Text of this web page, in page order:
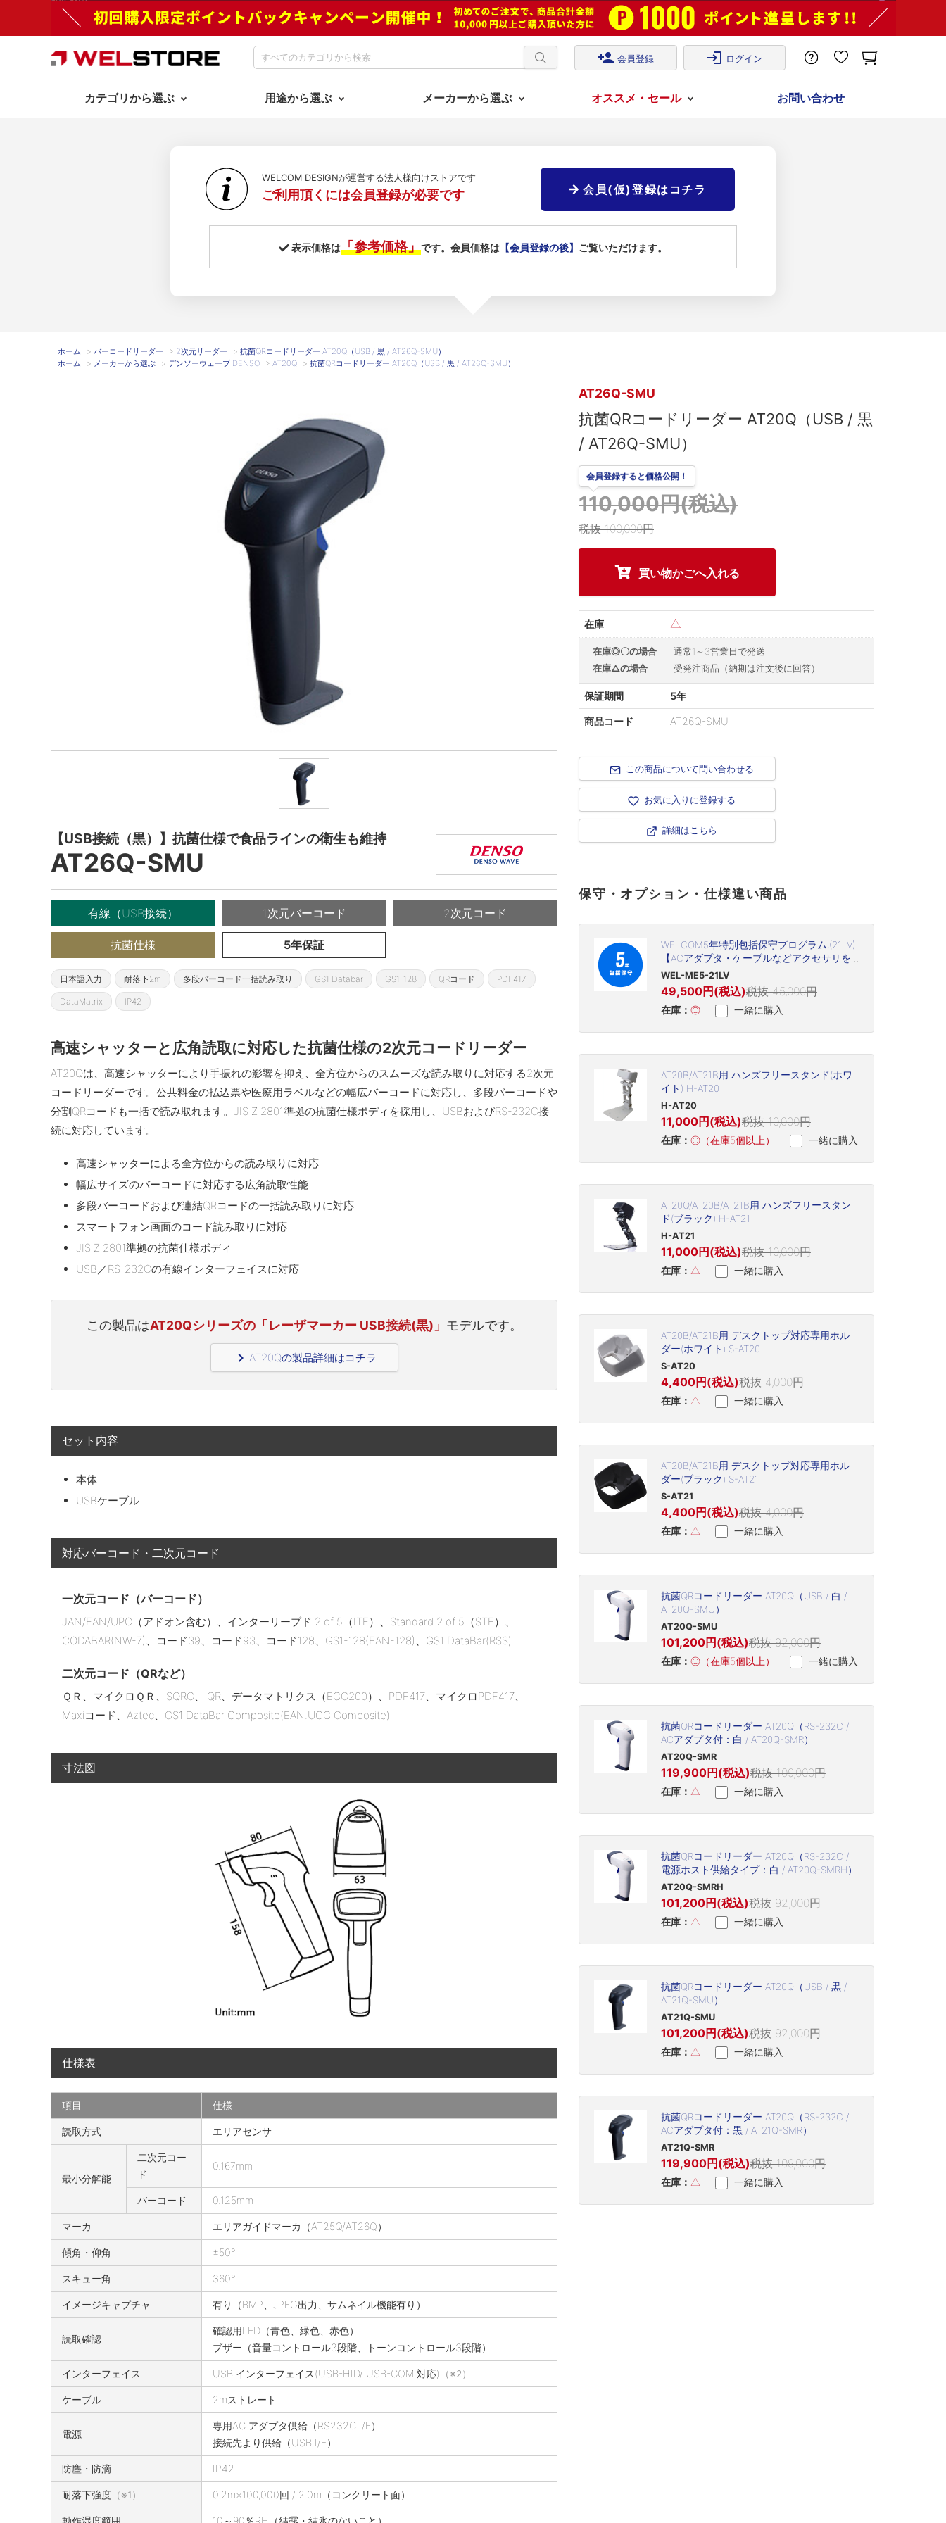
person_add 会員登録 login ログイン
カテゴリから選ぶ 用途から選ぶ メーカーから選ぶ オススメ・セール お問い合わせ
WELCOM DESIGNが運営する法人様向けストアです
ご利用頂くには会員登録が必要です 会員(仮)登録はコチラ
表示価格は「参考価格」です。会員価格は【会員登録の後】 ご覧いただけます。
ホーム > バーコードリーダー > 2次元リーダー > 抗菌QRコードリーダー AT20Q（USB / 黒 / AT26Q-SMU）
ホーム
> メーカーから選ぶ > デンソーウェーブ DENSO > AT20Q > 抗菌QRコードリーダー AT20Q（USB / 黒 / AT26Q-SMU）
【USB接続（黒）】抗菌仕様で食品ラインの衛生も維持
AT26Q-SMU
有線（USB接続） 1次元バーコード 2次元コード
抗菌仕様 5年保証
日本語入力 耐落下2m 多段バーコード一括読み取り GS1 Databar GS1-128 QRコード PDF417
DataMatrix IP42
高速シャッターと広角読取に対応した抗菌仕様の2次元コードリーダー
AT20Qは、高速シャッターにより手振れの影響を抑え、全方位からのスムーズな読み取りに対応する2次元
コードリーダーです。公共料金の払込票や医療用ラベルなどの幅広バーコードに対応し、多段バーコードや
分割QRコードも一括で読み取れます。JIS Z 2801準拠の抗菌仕様ボディを採用し、USBおよびRS-232C接
続に対応しています。
高速シャッターによる全方位からの読み取りに対応
幅広サイズのバーコードに対応する広角読取性能
多段バーコードおよび連結QRコードの一括読み取りに対応
スマートフォン画面のコード読み取りに対応
JIS Z 2801準拠の抗菌仕様ボディ
USB／RS-232Cの有線インターフェイスに対応
この製品はAT20Qシリーズの「レーザマーカー USB接続(黒)」 モデルです。
navigate_next AT20Qの製品詳細はコチラ
セット内容
本体
USBケーブル
対応バーコード・二次元コード
一次元コード（バーコード）
JAN/EAN/UPC（アドオン含む）、インターリーブド 2 of 5（ITF）、Standard 2 of 5（STF）、
CODABAR(NW-7)、コード39、コード93、コード128、GS1-128(EAN-128)、GS1 DataBar(RSS)
二次元コード（QRなど）
ＱＲ、マイクロＱＲ、SQRC、iQR、データマトリクス（ECC200）、PDF417、マイクロPDF417、
Maxiコード、Aztec、GS1 DataBar Composite(EAN.UCC Composite)
寸法図
仕様表
T
の
項目 仕様
読取方式 エリアセンサ
最小分解能
二次元コー
ド
0.167mm
バーコード 0.125mm
マーカ エリアガイドマーカ（AT25Q/AT26Q）
傾角・仰角 ±50°
スキュー角 360°
イメージキャプチャ 有り（BMP、JPEG出力、サムネイル機能有り）
読取確認
確認用LED（青色、緑色、赤色）
ブザー（音量コントロール3段階、トーンコントロール3段階）
インターフェイス USB インターフェイス(USB-HID/ USB-COM 対応) （※2）
ケーブル 2mストレート
電源
専用AC アダプタ供給（RS232C I/F）
接続先より供給（USB I/F）
防塵・防滴 IP42
耐落下強度 （※1） 0.2m×100,000回 / 2.0m（コンクリート面）
AT26Q-SMU
抗菌QRコードリーダー AT20Q（USB / 黒
/ AT26Q-SMU）
110,000円(税込)
会員登録すると価格公開！
税抜 100,000円
商品コード AT26Q-SMU
在庫◎〇の場合
通常1～3営業日で発送
在庫△の場合
受発注商品（納期は注文後に回答）
保証期間 5年
在庫 △
買い物かごへ入れる
保守・オプション・仕様違い商品
WELCOM5年特別包括保守プログラム,(21LV)
【ACアダプタ・ケーブルなどアクセサリを
含む(但し、プリントヘッド・プラテン・バ
ッテリなど消耗品は除く)】
WEL-ME5-21LV
49,500円(税込)税抜 45,000円
在庫： ◎ 一緒に購入
AT20B/AT21B用 ハンズフリースタンド(ホワ
イト) H-AT20
H-AT20
11,000円(税込)税抜 10,000円
在庫： ◎（在庫5個以上） 一緒に購入
AT20Q/AT20B/AT21B用 ハンズフリースタン
ド(ブラック) H-AT21
H-AT21
11,000円(税込)税抜 10,000円
在庫： △ 一緒に購入
AT20B/AT21B用 デスクトップ対応専用ホル
ダー(ホワイト) S-AT20
S-AT20
4,400円(税込)税抜 4,000円
在庫： △ 一緒に購入
AT20B/AT21B用 デスクトップ対応専用ホル
ダー(ブラック) S-AT21
S-AT21
4,400円(税込)税抜 4,000円
在庫： △ 一緒に購入
抗菌QRコードリーダー AT20Q（USB / 白 /
AT20Q-SMU）
AT20Q-SMU
101,200円(税込)税抜 92,000円
在庫： ◎（在庫5個以上） 一緒に購入
抗菌QRコードリーダー AT20Q（RS-232C /
ACアダプタ付：白 / AT20Q-SMR）
AT20Q-SMR
119,900円(税込)税抜 109,000円
在庫： △ 一緒に購入
抗菌QRコードリーダー AT20Q（RS-232C /
電源ホスト供給タイプ：白 / AT20Q-SMRH）
AT20Q-SMRH
101,200円(税込)税抜 92,000円
在庫： △ 一緒に購入
抗菌QRコードリーダー AT20Q（USB / 黒 /
AT21Q-SMU）
AT21Q-SMU
101,200円(税込)税抜 92,000円
在庫： △ 一緒に購入
抗菌QRコードリーダー AT20Q（RS-232C /
ACアダプタ付：黒 / AT21Q-SMR）
AT21Q-SMR
119,900円(税込)税抜 109,000円
在庫： △ 一緒に購入
この商品について問い合わせる
お気に入りに登録する
詳細はこちら